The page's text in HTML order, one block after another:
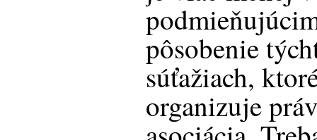
pôsobenie
súťažiach,
organizuje